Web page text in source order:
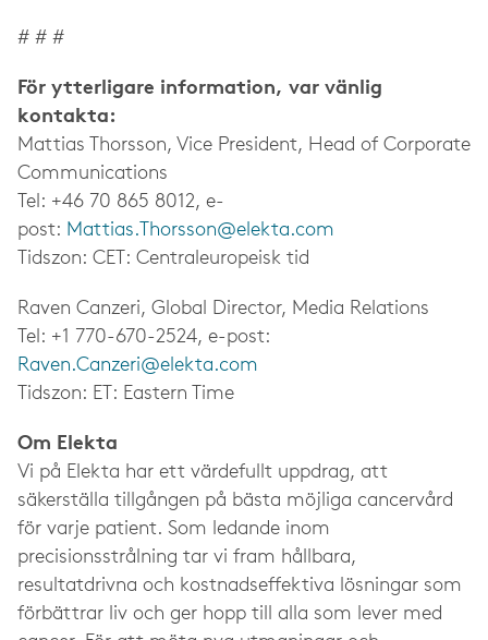
# # #
För ytterligare information, var vänlig
kontakta:
Mattias Thorsson, Vice President, Head of Corporate
Communications
Tel: +46 70 865 8012, e-
post: Mattias.Thorsson@elekta.com
Tidszon: CET: Centraleuropeisk tid
Raven Canzeri, Global Director, Media Relations
Tel: +1 770-670-2524, e-post:
Raven.Canzeri@elekta.com
Tidszon: ET: Eastern Time
Om Elekta
Vi på Elekta har ett värdefullt uppdrag, att
säkerställa tillgången på bästa möjliga cancervård
för varje patient. Som ledande inom
precisionsstrålning tar vi fram hållbara,
resultatdrivna och kostnadseffektiva lösningar som
förbättrar liv och ger hopp till alla som lever med